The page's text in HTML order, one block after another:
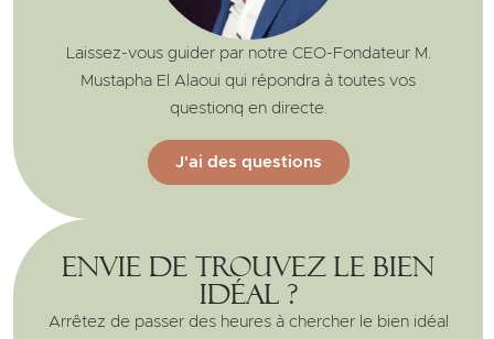
Envie de trouvez le bien
idéal ?
Arrêtez de passer des heures à chercher le bien idéal
Laissez-vous guider par notre CEO-Fondateur M.
Mustapha El Alaoui qui répondra à toutes vos
questionq en directe.
J'ai des questions